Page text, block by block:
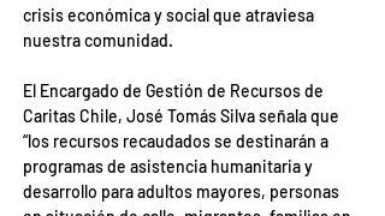
crisis económica y social que atraviesa
nuestra comunidad.
El Encargado de Gestión de Recursos de
Caritas Chile, José Tomás Silva señala que
“los recursos recaudados se destinarán a
programas de asistencia humanitaria y
desarrollo para adultos mayores, personas